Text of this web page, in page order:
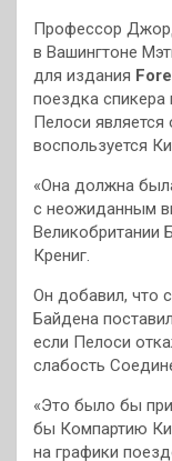
Профессор
в Вашингтоне
для издания
поездка спикера
Пелоси
воспользуется
«Она должна
с неожиданным
Великобритании
Крениг.
Он добавил, что
Байдена
если Пелоси
слабость
«Это было бы
бы Компартию
на графики